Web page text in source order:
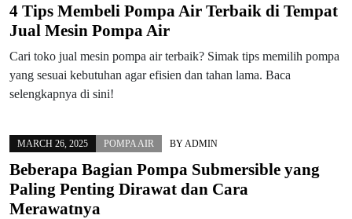
4 Tips Membeli Pompa Air Terbaik di Tempat
Jual Mesin Pompa Air
Cari toko jual mesin pompa air terbaik? Simak tips memilih pompa
yang sesuai kebutuhan agar efisien dan tahan lama. Baca
selengkapnya di sini!
MARCH 26, 2025 POMPA AIR BY ADMIN
Beberapa Bagian Pompa Submersible yang
Paling Penting Dirawat dan Cara
Merawatnya